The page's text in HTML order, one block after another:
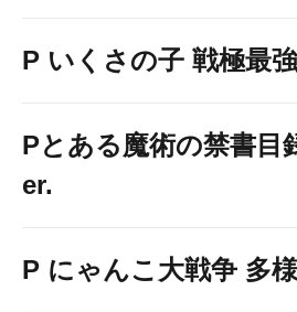
P いくさの子 戦極最
Pとある魔術の禁書目
er.
P にゃんこ大戦争 多